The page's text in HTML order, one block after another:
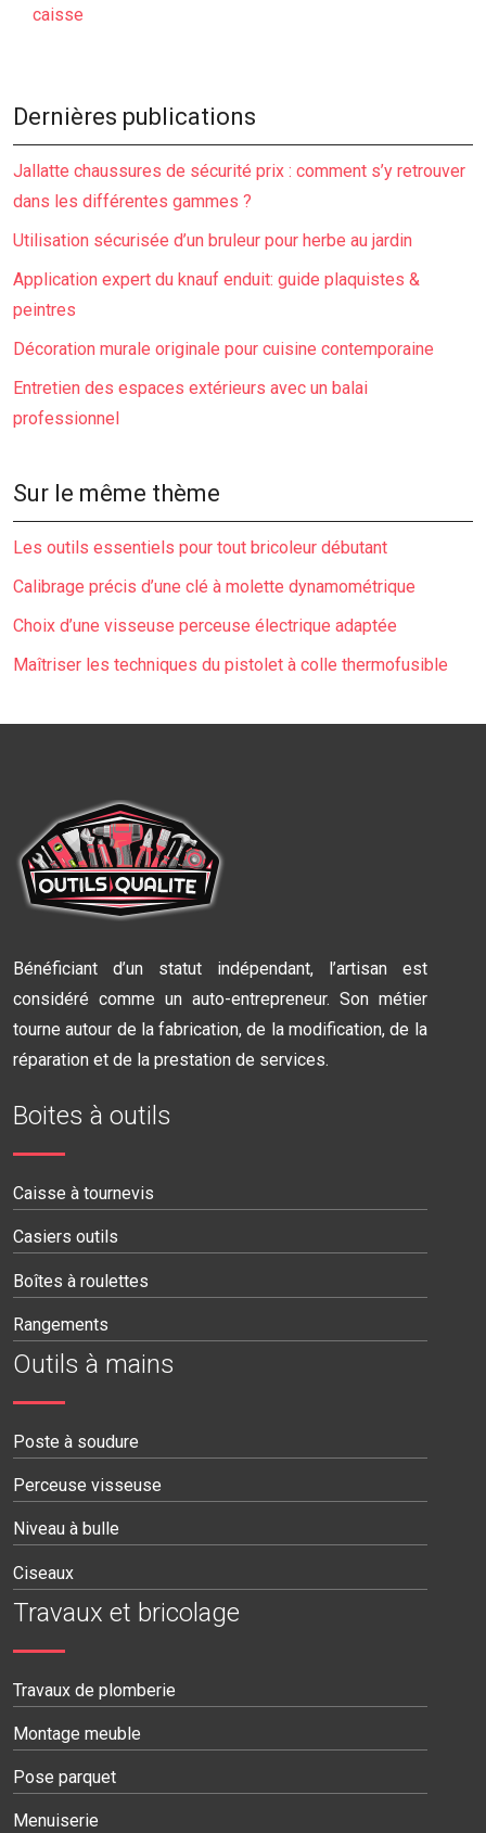
caisse
Dernières publications
Jallatte chaussures de sécurité prix : comment s’y retrouver
dans les différentes gammes ?
Utilisation sécurisée d’un bruleur pour herbe au jardin
Application expert du knauf enduit: guide plaquistes &
peintres
Décoration murale originale pour cuisine contemporaine
Entretien des espaces extérieurs avec un balai
professionnel
Sur le même thème
Les outils essentiels pour tout bricoleur débutant
Calibrage précis d’une clé à molette dynamométrique
Choix d’une visseuse perceuse électrique adaptée
Maîtriser les techniques du pistolet à colle thermofusible
Bénéficiant d’un statut indépendant, l’artisan est
considéré comme un auto-entrepreneur. Son métier
tourne autour de la fabrication, de la modification, de la
réparation et de la prestation de services.
Boites à outils
Caisse à tournevis
Casiers outils
Boîtes à roulettes
Rangements
Outils à mains
Poste à soudure
Perceuse visseuse
Niveau à bulle
Ciseaux
Travaux et bricolage
Travaux de plomberie
Montage meuble
Pose parquet
Menuiserie